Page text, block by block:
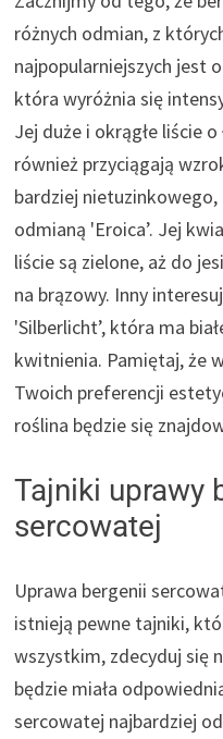
różnych odmian, z
najpopularniejszych jest
która wyróżnia się
Jej duże i okrągłe liście
również przyciągają
bardziej
odmianą 'Eroica’. Jej
liście są zielone, aż do
na brązowy. Inny
'Silberlicht’, która ma
kwitnienia. Pamiętaj, że
Twoich preferencji
roślina będzie się
Tajniki uprawy
sercowatej
Uprawa bergenii
istnieją pewne tajniki,
wszystkim, zdecyduj się
będzie miała
sercowatej najbardziej